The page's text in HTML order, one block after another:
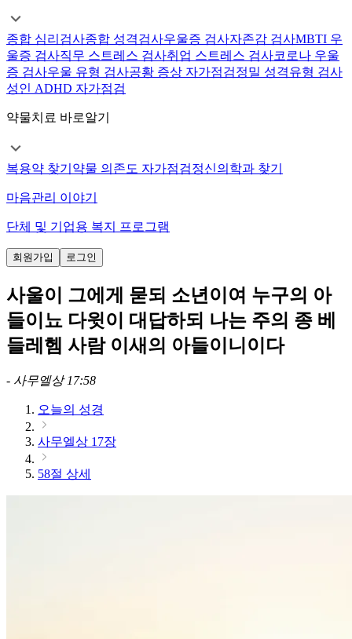
종합 심리검사종합 성격검사우울증 검사자존감 검사MBTI 우
울증 검사직무 스트레스 검사취업 스트레스 검사코로나 우울
증 검사우울 유형 검사공황 증상 자가점검정밀 성격유형 검사
성인 ADHD 자가점검
약물치료 바로알기
복용약 찾기 약물 의존도 자가점검정신의학과 찾기
마음관리 이야기
단체 및 기업용 복지 프로그램
회원가입 로그인
사울이 그에게 묻되 소년이여 누구의 아
들이뇨 다윗이 대답하되 나는 주의 종 베
들레헴 사람 이새의 아들이니이다
- 사무엘상 17:58
오늘의 성경
사무엘상 17장
58절 상세